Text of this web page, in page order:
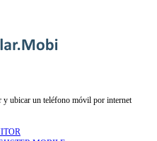
y ubicar un teléfono móvil por internet